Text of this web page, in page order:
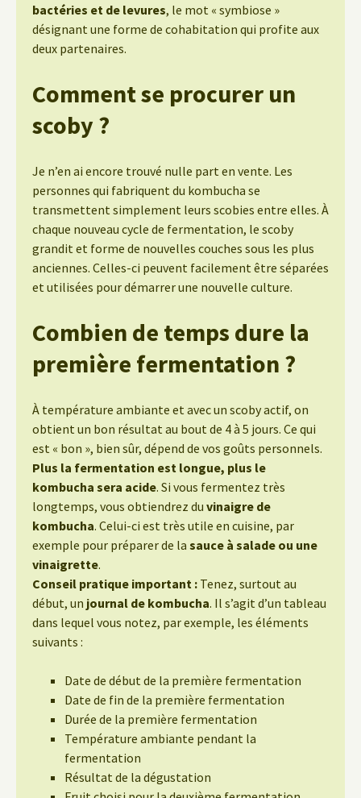
bactéries et de levures, le mot « symbiose »
désignant une forme de cohabitation qui profite aux
deux partenaires.
Comment se procurer un
scoby ?
Je n’en ai encore trouvé nulle part en vente. Les
personnes qui fabriquent du kombucha se
transmettent simplement leurs scobies entre elles. À
chaque nouveau cycle de fermentation, le scoby
grandit et forme de nouvelles couches sous les plus
anciennes. Celles-ci peuvent facilement être séparées
et utilisées pour démarrer une nouvelle culture.
Combien de temps dure la
première fermentation ?
À température ambiante et avec un scoby actif, on
obtient un bon résultat au bout de 4 à 5 jours. Ce qui
est « bon », bien sûr, dépend de vos goûts personnels.
Plus la fermentation est longue, plus le
kombucha sera acide. Si vous fermentez très
longtemps, vous obtiendrez du vinaigre de
kombucha. Celui-ci est très utile en cuisine, par
exemple pour préparer de la sauce à salade ou une
vinaigrette.
Conseil pratique important : Tenez, surtout au
début, un journal de kombucha. Il s’agit d’un tableau
dans lequel vous notez, par exemple, les éléments
suivants :
Date de début de la première fermentation
Date de fin de la première fermentation
Durée de la première fermentation
Température ambiante pendant la
fermentation
Résultat de la dégustation